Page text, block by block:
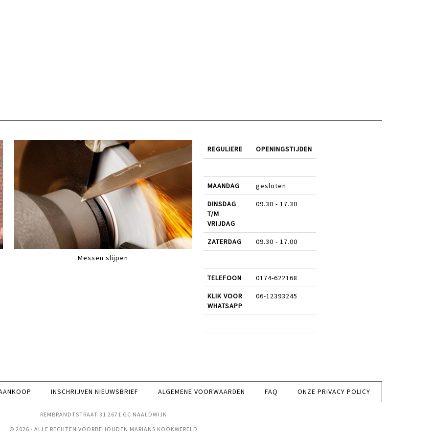
Messen slijpen
REGULIERE OPENINGSTIJDEN
MAANDAG gesloten
DINSDAG
T/M
VRIJDAG
09.30 - 17.30
ZATERDAG 09.30 - 17.00
TELEFOON 0174-622168
KLIK VOOR
WHATSAPP
06-12393245
INSCHRIJVEN NIEUWSBRIEF ALGEMENE VOORWAARDEN FAQ ONZE PRIVACY POLICY
REMBRANDTSTRAAT 31 2671 GC NAALDWIJK
© 2026 · ALLE RECHTEN VOORBEHOUDEN MARIANS KOOKWERELD